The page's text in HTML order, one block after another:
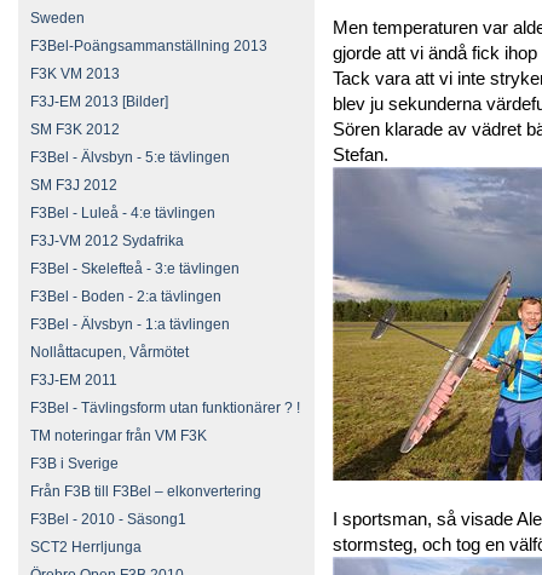
Sweden
F3Bel-Poängsammanställning 2013
F3K VM 2013
F3J-EM 2013 [Bilder]
SM F3K 2012
F3Bel - Älvsbyn - 5:e tävlingen
SM F3J 2012
F3Bel - Luleå - 4:e tävlingen
F3J-VM 2012 Sydafrika
F3Bel - Skelefteå - 3:e tävlingen
F3Bel - Boden - 2:a tävlingen
F3Bel - Älvsbyn - 1:a tävlingen
Nollåttacupen, Vårmötet
F3J-EM 2011
F3Bel - Tävlingsform utan funktionärer ? !
TM noteringar från VM F3K
F3B i Sverige
Från F3B till F3Bel – elkonvertering
F3Bel - 2010 - Säsong1
SCT2 Herrljunga
Men temperaturen var
gjorde att vi ändå fick
Tack vara att vi inte
blev ju sekunderna
Sören klarade av vädret
Stefan.
I sportsman, så visade
stormsteg, och tog en